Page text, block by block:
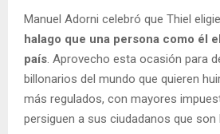
Manuel Adorni celebró que Thiel
halago que una persona como él
país. Aprovecho esta ocasión para
billonarios del mundo que quieren
más regulados, con mayores
persiguen a sus ciudadanos que son